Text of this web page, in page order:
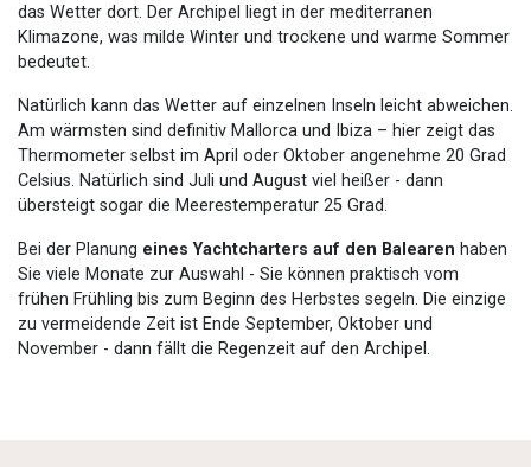
das Wetter dort. Der Archipel liegt in der mediterranen
Klimazone, was milde Winter und trockene und warme Sommer
bedeutet.
Natürlich kann das Wetter auf einzelnen Inseln leicht abweichen.
Am wärmsten sind definitiv Mallorca und Ibiza – hier zeigt das
Thermometer selbst im April oder Oktober angenehme 20 Grad
Celsius. Natürlich sind Juli und August viel heißer - dann
übersteigt sogar die Meerestemperatur 25 Grad.
Bei der Planung eines Yachtcharters auf den Balearen haben
Sie viele Monate zur Auswahl - Sie können praktisch vom
frühen Frühling bis zum Beginn des Herbstes segeln. Die einzige
zu vermeidende Zeit ist Ende September, Oktober und
November - dann fällt die Regenzeit auf den Archipel.